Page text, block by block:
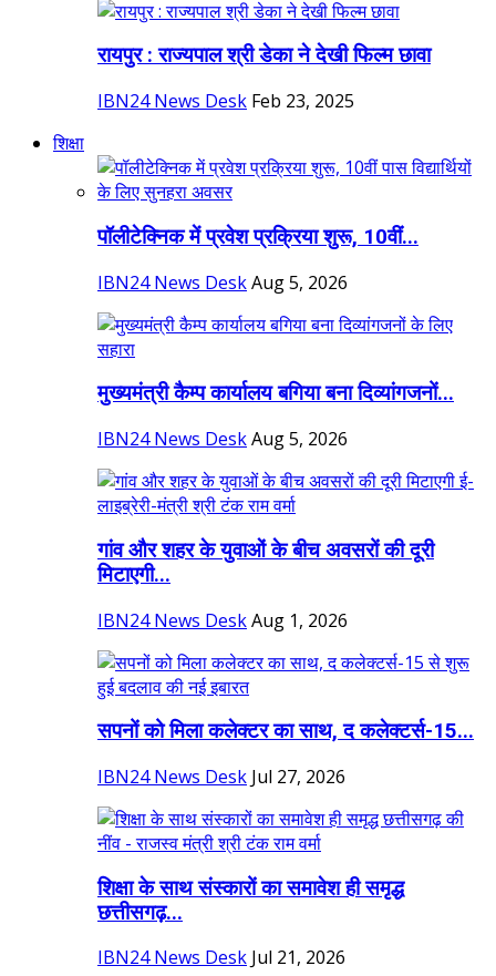
रायपुर : राज्यपाल श्री डेका ने देखी फिल्म छावा
IBN24 News Desk Feb 23, 2025
शिक्षा
पॉलीटेक्निक में प्रवेश प्रक्रिया शुरू, 10वीं...
IBN24 News DeskAug 5, 2026
मुख्यमंत्री कैम्प कार्यालय बगिया बना दिव्यांगजनों...
IBN24 News DeskAug 5, 2026
गांव और शहर के युवाओं के बीच अवसरों की दूरी
मिटाएगी...
IBN24 News DeskAug 1, 2026
सपनों को मिला कलेक्टर का साथ, द कलेक्टर्स-15...
IBN24 News Desk Jul 27, 2026
शिक्षा के साथ संस्कारों का समावेश ही समृद्ध
छत्तीसगढ़...
IBN24 News Desk Jul 21, 2026